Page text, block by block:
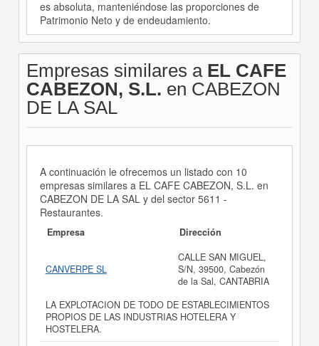
es absoluta, manteniéndose las proporciones de
Patrimonio Neto y de endeudamiento.
Empresas similares a EL CAFE
CABEZON, S.L. en CABEZON
DE LA SAL
A continuación le ofrecemos un listado con 10
empresas similares a EL CAFE CABEZON, S.L. en
CABEZON DE LA SAL y del sector 5611 -
Restaurantes.
Empresa Dirección
CANVERPE SL
CALLE SAN MIGUEL,
S/N, 39500, Cabezón
de la Sal, CANTABRIA
LA EXPLOTACION DE TODO DE ESTABLECIMIENTOS
PROPIOS DE LAS INDUSTRIAS HOTELERA Y
HOSTELERA.